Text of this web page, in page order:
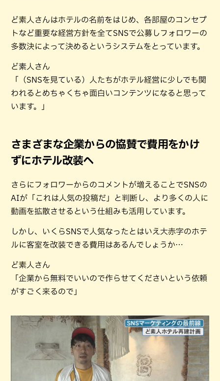
ど素人さんはホテルの名前をはじめ、各部屋のコンセプ
トなど重要な経営方針を全てSNSで公募しフォロワーの
多数決によって決めるというシステムをとっています。
ど素人さん
「（SNSを見ている）人たちがホテル経営に少しでも関
われるとめちゃくちゃ面白いコンテンツになると思って
います。」
さまざまな企業からの協賛で費用をかけ
ずにホテル改装へ
さらにフォロワーからのコメントが増えることでSNSの
AIが「これは人気の投稿だ」と判断し、より多くの人に
動画を拡散させるという仕組みも活用しています。
しかし、いくらSNSで人気なったとはいえ大赤字のホテ
ルに客室を改装できる費用はあるんでしょうか…
ど素人さん
「企業から無料でいいので作らせてくださいという依頼
がすごく来るので」